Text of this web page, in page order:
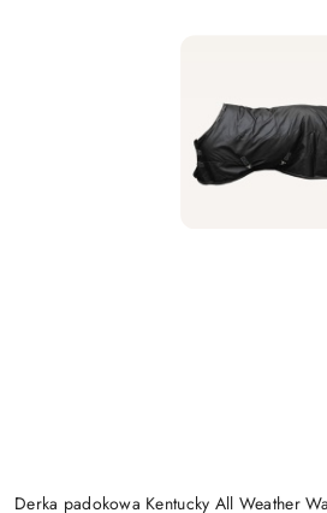
Derka padokowa Kentucky All Weather